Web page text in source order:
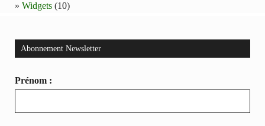
Widgets (10)
Abonnement Newsletter
Prénom :